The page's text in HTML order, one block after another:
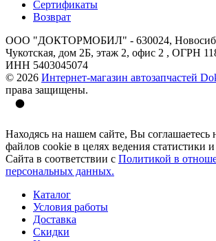
Сертификаты
Возврат
ООО "ДОКТОРМОБИЛ" - 630024,
Чукотская, дом 2Б, этаж 2, офис 2 , ОГРН
ИНН 5403045074
© 2026 Интернет-магазин автозапчастей
права защищены.
Находясь на нашем сайте, Вы соглашаетесь
файлов cookie в целях ведения статистики
Сайта в соответствии с Политикой в
персональных данных.
Каталог
Условия работы
Доставка
Скидки